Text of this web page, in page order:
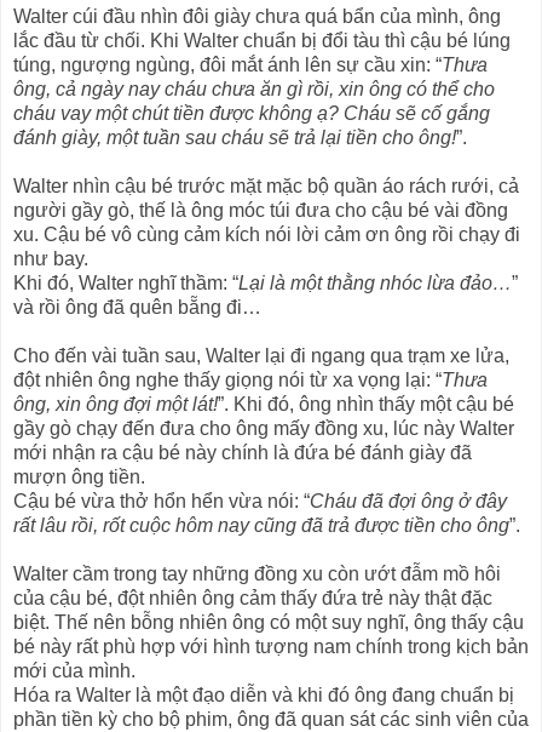
Walter cúi đầu nhìn đôi giày chưa quá bẩn của mình, ông
lắc đầu từ chối. Khi Walter chuẩn bị đổi tàu thì cậu bé lúng
túng, ngượng ngùng, đôi mắt ánh lên sự cầu xin: “Thưa
ông, cả ngày nay cháu chưa ăn gì rồi, xin ông có thể cho
cháu vay một chút tiền được không ạ? Cháu sẽ cố gắng
đánh giày, một tuần sau cháu sẽ trả lại tiền cho ông!”.
Walter nhìn cậu bé trước mặt mặc bộ quần áo rách rưới, cả
người gầy gò, thế là ông móc túi đưa cho cậu bé vài đồng
xu. Cậu bé vô cùng cảm kích nói lời cảm ơn ông rồi chạy đi
như bay.
Khi đó, Walter nghĩ thầm: “Lại là một thằng nhóc lừa đảo…”
và rồi ông đã quên bẵng đi…
Cho đến vài tuần sau, Walter lại đi ngang qua trạm xe lửa,
đột nhiên ông nghe thấy giọng nói từ xa vọng lại: “Thưa
ông, xin ông đợi một lát!”. Khi đó, ông nhìn thấy một cậu bé
gầy gò chạy đến đưa cho ông mấy đồng xu, lúc này Walter
mới nhận ra cậu bé này chính là đứa bé đánh giày đã
mượn ông tiền.
Cậu bé vừa thở hổn hển vừa nói: “Cháu đã đợi ông ở đây
rất lâu rồi, rốt cuộc hôm nay cũng đã trả được tiền cho ông”.
Walter cầm trong tay những đồng xu còn ướt đẫm mồ hôi
của cậu bé, đột nhiên ông cảm thấy đứa trẻ này thật đặc
biệt. Thế nên bỗng nhiên ông có một suy nghĩ, ông thấy cậu
bé này rất phù hợp với hình tượng nam chính trong kịch bản
mới của mình.
Hóa ra Walter là một đạo diễn và khi đó ông đang chuẩn bị
phần tiền kỳ cho bộ phim, ông đã quan sát các sinh viên của